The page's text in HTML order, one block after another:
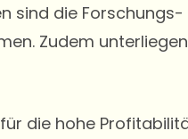
sind die
Zudem
die hohe